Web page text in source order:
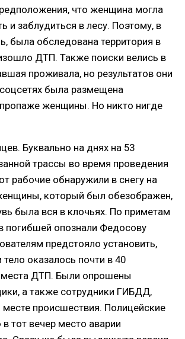
что женщина могла
и заблудиться в лесу. Поэтому, в
была обследована территория в
ДТП. Также поиски велись в
проживала, но результатов они
была размещена
женщины. Но никто нигде
Буквально на днях на 53
трассы во время проведения
рабочие обнаружили в снегу на
который был обезображен,
была вся в клочьях. По приметам
погибшей опознали Федосову
предстояло установить,
оказалось почти в 40
места ДТП. Были опрошены
а также сотрудники ГИБДД,
происшествия. Полицейские
тот вечер место аварии